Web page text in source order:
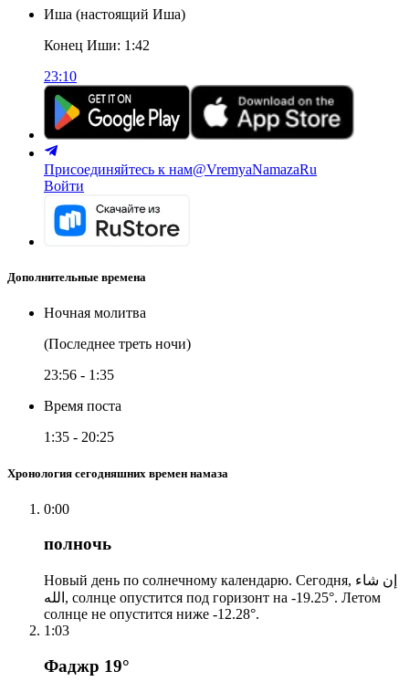
Иша (настоящий Иша)
Конец Иши: 1:42
23:10
Присоединяйтесь к нам@VremyaNamazaRu
Войти
Дополнительные времена
Ночная молитва
(Последнее треть ночи)
23:56 - 1:35
Время поста
1:35 - 20:25
Хронология сегодняшних времен намаза
0:00
полночь
Новый день по солнечному календарю. Сегодня, إن شاء
الله, солнце опустится под горизонт на -19.25°. Летом
солнце не опустится ниже -12.28°.
1:03
Фаджр 19°